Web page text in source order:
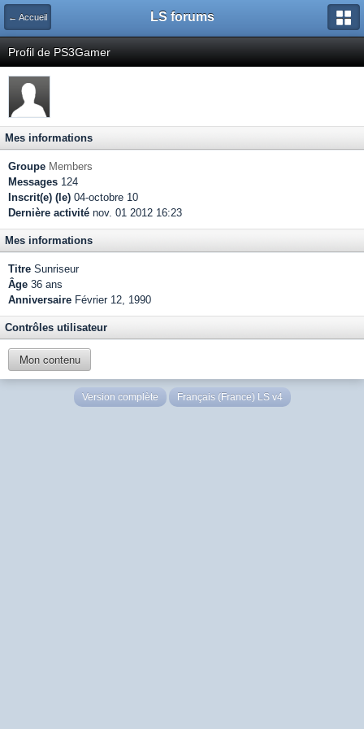
← Accueil LS forums
Profil de PS3Gamer
Mes informations
Groupe Members
Messages 124
Inscrit(e) (le) 04-octobre 10
Dernière activité nov. 01 2012 16:23
Mes informations
Titre Sunriseur
Âge 36 ans
Anniversaire Février 12, 1990
Contrôles utilisateur
Mon contenu
Version complète Français (France) LS v4